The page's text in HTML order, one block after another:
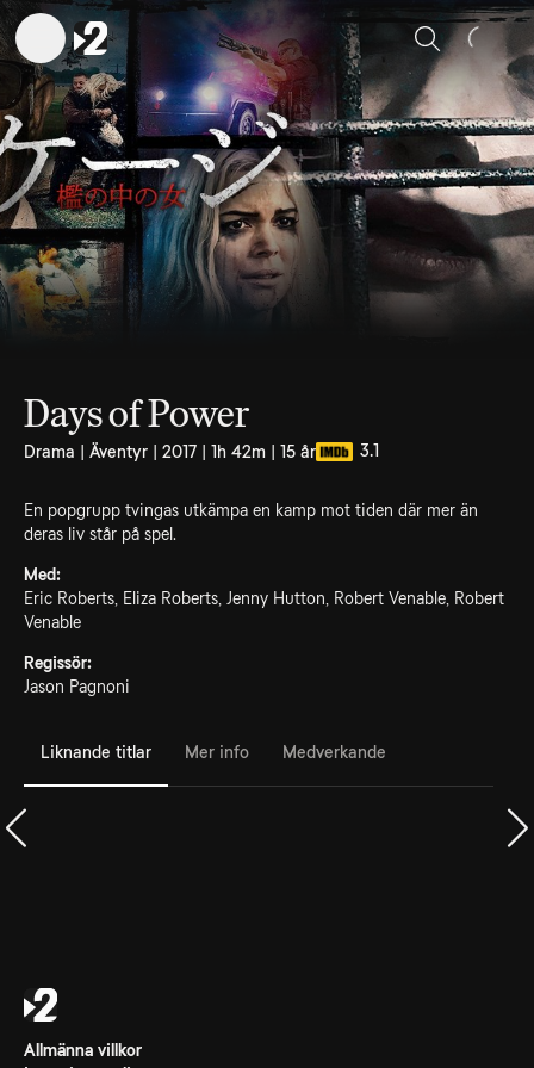
Sök
Days of Power
Drama | Äventyr | 2017 | 1h 42m | 15 år 3.1
En popgrupp tvingas utkämpa en kamp mot tiden där mer än
deras liv står på spel.
Med:
Eric Roberts, Eliza Roberts, Jenny Hutton, Robert Venable, Robert
Venable
Regissör:
Jason Pagnoni
Liknande titlar Mer info Medverkande
Allmänna villkor